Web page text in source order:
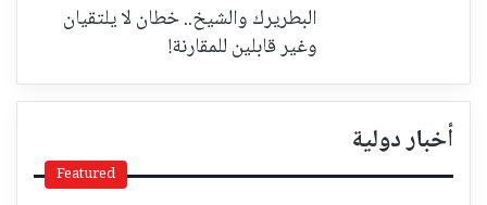
البطريرك والشيخ.. خطان لا يلتقيان
وغير قابلين للمقارنة!
أخبار دولية
Featured